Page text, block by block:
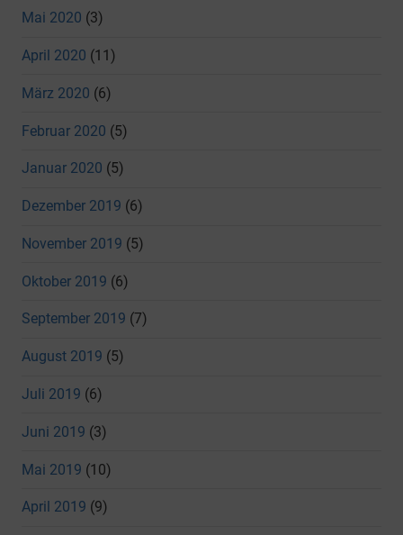
Mai 2020 (3)
April 2020 (11)
März 2020 (6)
Februar 2020 (5)
Januar 2020 (5)
Dezember 2019 (6)
November 2019 (5)
Oktober 2019 (6)
September 2019 (7)
August 2019 (5)
Juli 2019 (6)
Juni 2019 (3)
Mai 2019 (10)
April 2019 (9)